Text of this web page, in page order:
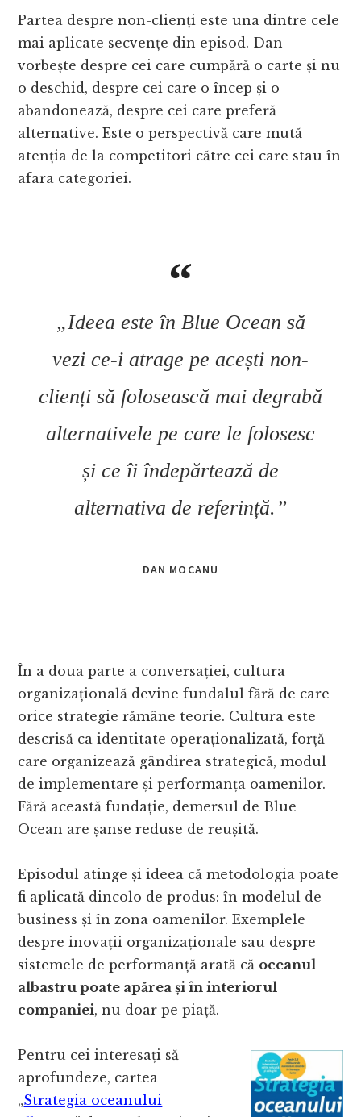
Partea despre non-clienți este una dintre cele
mai aplicate secvențe din episod. Dan
vorbește despre cei care cumpără o carte și nu
o deschid, despre cei care o încep și o
abandonează, despre cei care preferă
alternative. Este o perspectivă care mută
atenția de la competitori către cei care stau în
afara categoriei.
„Ideea este în Blue Ocean să
vezi ce-i atrage pe acești non-
clienți să folosească mai degrabă
alternativele pe care le folosesc
și ce îi îndepărtează de
alternativa de referință.”
DAN MOCANU
În a doua parte a conversației, cultura
organizațională devine fundalul fără de care
orice strategie rămâne teorie. Cultura este
descrisă ca identitate operaționalizată, forță
care organizează gândirea strategică, modul
de implementare și performanța oamenilor.
Fără această fundație, demersul de Blue
Ocean are șanse reduse de reușită.
Episodul atinge și ideea că metodologia poate
fi aplicată dincolo de produs: în modelul de
business și în zona oamenilor. Exemplele
despre inovații organizaționale sau despre
sistemele de performanță arată că oceanul
albastru poate apărea și în interiorul
companiei, nu doar pe piață.
Pentru cei interesați să
aprofundeze, cartea
„Strategia oceanului